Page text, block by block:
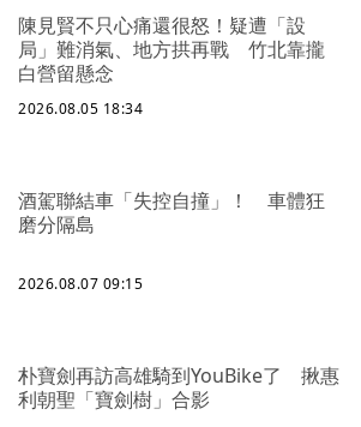
陳見賢不只心痛還很怒！疑遭「設
局」難消氣、地方拱再戰 竹北靠攏
白營留懸念
2026.08.05 18:34
酒駕聯結車「失控自撞」！ 車體狂
磨分隔島
2026.08.07 09:15
朴寶劍再訪高雄騎到YouBike了 揪惠
利朝聖「寶劍樹」合影